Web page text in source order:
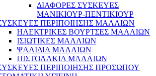
ΔΙΑΦΟΡΕΣ ΣΥΣΚΕΥΕΣ
ΜΑΝΙΚΙΟΥΡ-ΠΕΝΤΙΚΙΟΥΡ
ΠΕΡΙΠΟΙΗΣΗΣ ΜΑΛΛΙΩΝ
ΗΛΕΚΤΡΙΚΕΣ ΒΟΥΡΤΣΕΣ ΜΑΛΛΙΩΝ
ΙΣΙΩΤΙΚΕΣ ΜΑΛΛΙΩΝ
ΨΑΛΙΔΙΑ ΜΑΛΛΙΩΝ
ΠΙΣΤΟΛΑΚΙΑ ΜΑΛΛΙΩΝ
ΠΕΡΙΠΟΙΗΣΗΣ ΠΡΟΣΩΠΟΥ